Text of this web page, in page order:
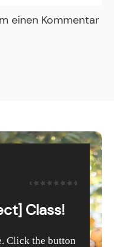
einen Kommentar
Class!
Click the button